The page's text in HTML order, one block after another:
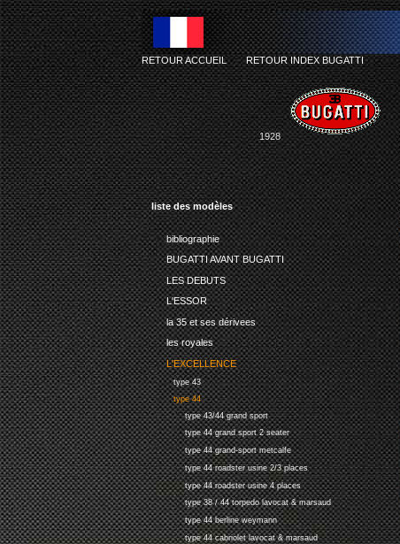
liste des modèles
bibliographie
BUGATTI AVANT BUGATTI
LES DEBUTS
L'ESSOR
la 35 et ses dérivees
les royales
L'EXCELLENCE
type 43
type 44
type 43/44 grand sport
type 44 grand sport 2 seater
type 44 grand-sport metcalfe
type 44 roadster usine 2/3 places
type 44 roadster usine 4 places
type 38 / 44 torpedo lavocat & marsaud
type 44 berline weymann
type 44 cabriolet lavocat & marsaud
RETOUR ACCUEIL-RETOUR INDEX BUGATTI
1928